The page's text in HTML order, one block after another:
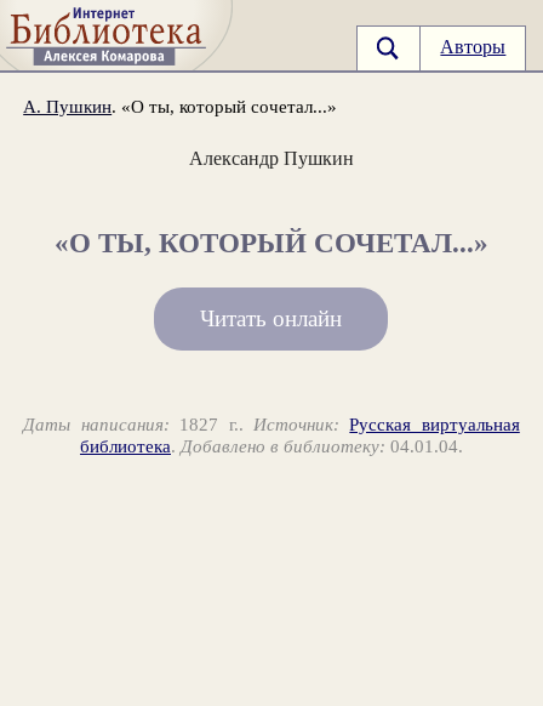
Авторы
А. Пушкин. «О ты, который сочетал...»
Александр Пушкин
«О ТЫ, КОТОРЫЙ СОЧЕТАЛ...»
Читать онлайн
Даты написания: 1827 г.. Источник: Русская виртуальная
библиотека.Добавлено в библиотеку: 04.01.04.